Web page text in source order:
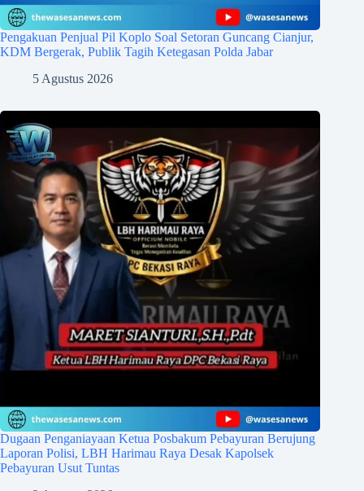
Pengakuan Penjual Pil Koplo Soal Setoran Guncang Cianjur,
KDM Bergerak, Publik Tagih Ketegasan Polda Jabar
5 Agustus 2026
Dugaan Penganiayaan Ketua Posbakum Pebayuran Berujung
Laporan Polisi, LBH Harimau Raya Desak Kapolsek
Pebayuran Usut Tuntas